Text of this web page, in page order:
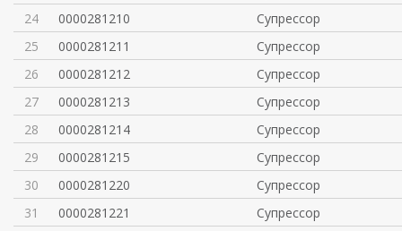
24
0000281210
Супрессор
25
0000281211
Супрессор
26
0000281212
Супрессор
27
0000281213
Супрессор
28
0000281214
Супрессор
29
0000281215
Супрессор
30
0000281220
Супрессор
31
0000281221
Супрессор